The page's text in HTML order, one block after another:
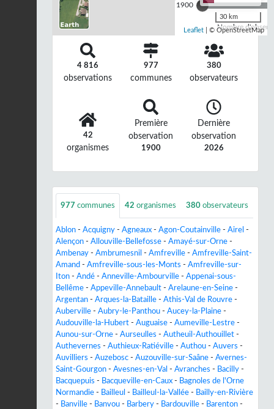
1900
Nombre
30 km
Leaflet | © OpenStreetMap
4 816
observations
977
communes
380
observateurs
42
organismes
Première
observation
1900
Dernière
observation
2026
977 communes 42 organismes 380 observateurs
Ablon - Acquigny - Agneaux - Agon-Coutainville - Airel -
Alençon - Allouville-Bellefosse - Amayé-sur-Orne -
Ambenay - Ambrumesnil - Amfreville - Amfreville-Saint-
Amand - Amfreville-sous-les-Monts - Amfreville-sur-
Iton - Andé - Anneville-Ambourville - Appenai-sous-
Bellême - Appeville-Annebault - Arelaune-en-Seine -
Argentan - Arques-la-Bataille - Athis-Val de Rouvre -
Auberville - Aubry-le-Panthou - Aucey-la-Plaine -
Audouville-la-Hubert - Auguaise - Aumeville-Lestre -
Aunou-sur-Orne - Aurseulles - Autheuil-Authouillet -
Authevernes - Authieux-Ratiéville - Authou - Auvers -
Auvilliers - Auzebosc - Auzouville-sur-Saâne - Avernes-
Saint-Gourgon - Avesnes-en-Val - Avranches - Bacilly -
Bacquepuis - Bacqueville-en-Caux - Bagnoles de l'Orne
Normandie - Bailleul - Bailleul-la-Vallée - Bailly-en-Rivière
- Banville - Banvou - Barbery - Bardouville - Barenton -